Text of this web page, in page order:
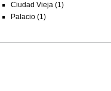
Ciudad Vieja (1)
Palacio (1)